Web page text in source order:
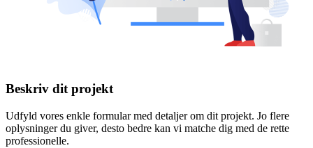
Beskriv dit projekt
Udfyld vores enkle formular med detaljer om dit projekt. Jo flere
oplysninger du giver, desto bedre kan vi matche dig med de rette
professionelle.